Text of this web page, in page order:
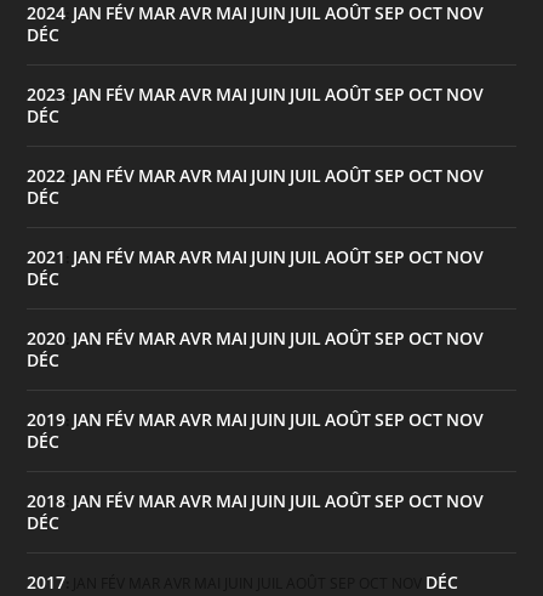
2024 JAN FÉV MARAVR MAI JUIN JUILAOÛTSEP OCT NOV
DÉC
2023 JAN FÉV MARAVR MAI JUIN JUILAOÛTSEP OCT NOV
DÉC
2022 JAN FÉV MARAVR MAI JUIN JUILAOÛTSEP OCT NOV
DÉC
2021 JAN FÉV MARAVR MAI JUIN JUILAOÛTSEP OCT NOV
DÉC
2020 JAN FÉV MARAVR MAI JUIN JUILAOÛTSEP OCT NOV
DÉC
2019 JAN FÉV MARAVR MAI JUIN JUILAOÛTSEP OCT NOV
DÉC
2018 JAN FÉV MARAVR MAI JUIN JUILAOÛTSEP OCT NOV
DÉC
2017 DÉC